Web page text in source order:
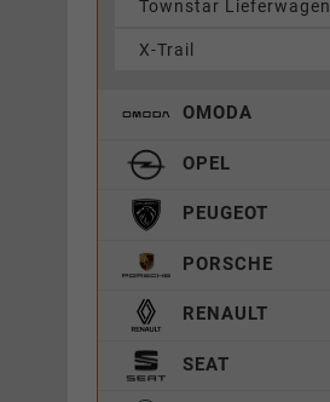
Townstar Lieferwagen
X-Trail
OMODA
OPEL
PEUGEOT
PORSCHE
RENAULT
SEAT